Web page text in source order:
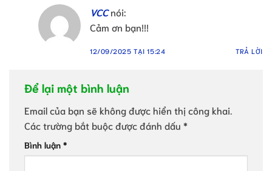
VCC nói:
Cảm ơn bạn!!!
12/09/2025 TẠI 15:24 TRẢ LỜI
Để lại một bình luận
Email của bạn sẽ không được hiển thị công khai.
Các trường bắt buộc được đánh dấu *
Bình luận *